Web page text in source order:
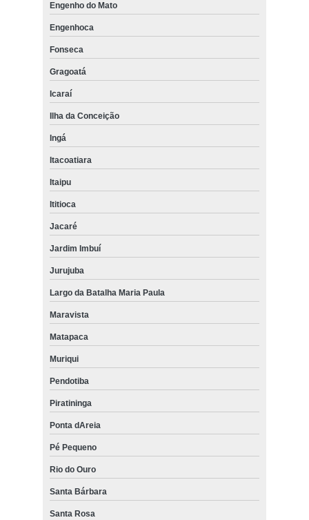
Engenho do Mato
Engenhoca
Fonseca
Gragoatá
Icaraí
Ilha da Conceição
Ingá
Itacoatiara
Itaipu
Ititioca
Jacaré
Jardim Imbuí
Jurujuba
Largo da Batalha Maria Paula
Maravista
Matapaca
Muriqui
Pendotiba
Piratininga
Ponta dAreia
Pé Pequeno
Rio do Ouro
Santa Bárbara
Santa Rosa